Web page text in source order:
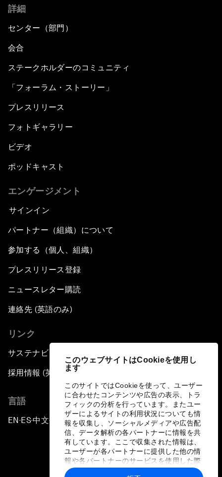
このウェブサイトはCookieを使用し
ます
このサイトではCookieを使って、ユーザー
に合わせたコンテンツや広告の表示、トラ
フィックの分析を行っています。またユー
ザーによるサイトの利用状況についても情
報を収集し、ソーシャルメディアや広告配
信、データ解析の各パートナーに情報を共
有しています。ここで収集された情報は、
ユーザーが各パートナーに提供した他の情
報や各パートナーのサービスを使用した際
に収集された情報と組み合わされ、各パー
詳細
センター（部門）
会合
ステークホルダーのコミュニティ
「フォーラム・ストーリー」
プレスリリース
フォトギャラリー
ビデオ
ポッドキャスト
エンゲージメント
サインイン
パートナー（組織）について
参加する（個人、組織）
プレスリリース登録
ニュースレター購読
連絡先 (英語のみ)
リンク
サステナビリティへの取り組み
採用情報 (英語のみ)
言語
EN ▪ ES▪中文▪ 日本語